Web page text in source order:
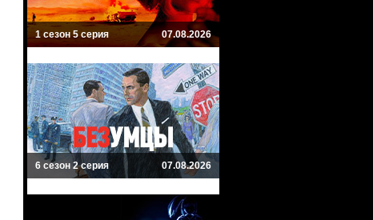
1 сезон 5 серия 07.08.2026
6 сезон 2 серия 07.08.2026